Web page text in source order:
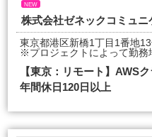
NEW
株式会社ゼネックコミュニ
東京都港区新橋1丁目1番地
※プロジェクトによって勤務
【東京：リモート】
年間休日120日以上